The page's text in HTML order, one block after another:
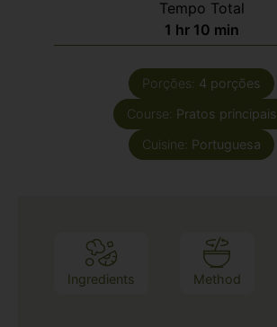
Tempo Total
1 hr 10 min
Porções: 4 porções
Course: Pratos principais
Cuisine: Portuguesa
Ingredients Method